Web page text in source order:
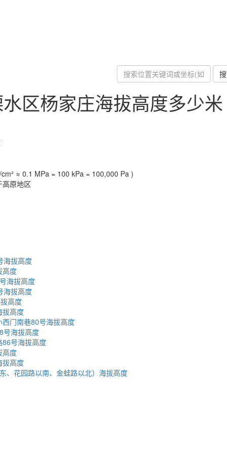
区杨家庄海拔高度多少米
≈ 0.1 MPa = 100 kPa = 100,000 Pa )
原地区
海拔高度
高度
海拔高度
海拔高度
高度
拔高度
门南巷80号海拔高度
号海拔高度
86号海拔高度
高度
拔高度
、花园路以南、金蛙路以北）海拔高度